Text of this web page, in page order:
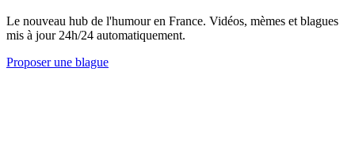
Le nouveau hub de l'humour en France. Vidéos, mèmes et blagues
mis à jour 24h/24 automatiquement.
Proposer une blague